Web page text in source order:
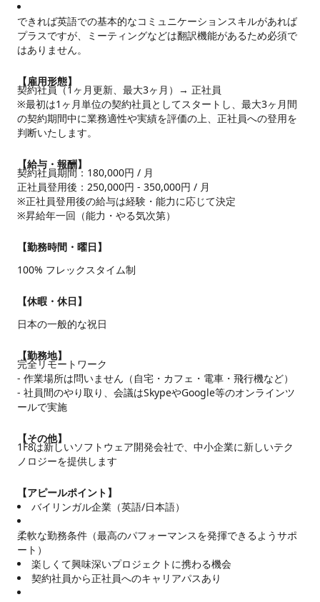
できれば英語での基本的なコミュニケーションスキルがあれば
プラスですが、ミーティングなどは翻訳機能があるため必須で
はありません。
【雇用形態】
契約社員（1ヶ月更新、最大3ヶ月）→ 正社員
※最初は1ヶ月単位の契約社員としてスタートし、最大3ヶ月間
の契約期間中に業務適性や実績を評価の上、正社員への登用を
判断いたします。
【給与・報酬】
契約社員期間：180,000円 / 月
正社員登用後：250,000円 - 350,000円 / 月
※正社員登用後の給与は経験・能力に応じて決定
※昇給年一回（能力・やる気次第）
【勤務時間・曜日】
100% フレックスタイム制
【休暇・休日】
日本の一般的な祝日
【勤務地】
完全リモートワーク
- 作業場所は問いません（自宅・カフェ・電車・飛行機など）
- 社員間のやり取り、会議はSkypeやGoogle等のオンラインツ
ールで実施
【その他】
1F8は新しいソフトウェア開発会社で、中小企業に新しいテク
ノロジーを提供します
【アピールポイント】
バイリンガル企業（英語/日本語）
柔軟な勤務条件（最高のパフォーマンスを発揮できるようサポ
ート）
楽しくて興味深いプロジェクトに携わる機会
契約社員から正社員へのキャリアパスあり